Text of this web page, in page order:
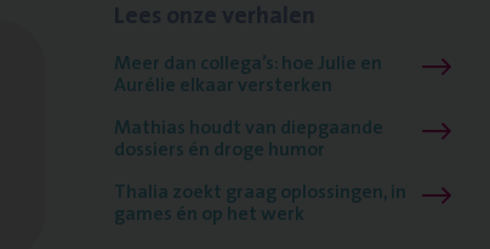
Meer dan collega’s: hoe Julie en
Aurélie elkaar versterken
Mathias houdt van diepgaande
dossiers én droge humor
Thalia zoekt graag oplossingen, in
games én op het werk